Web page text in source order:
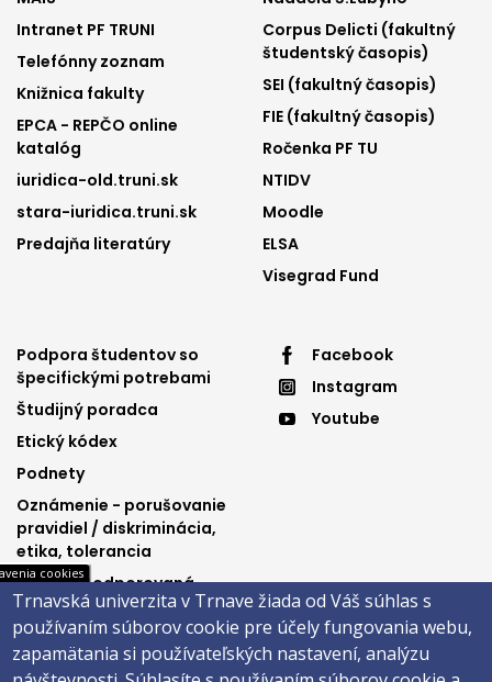
menu
1
Intranet PF TRUNI
Telefónny zoznam
Knižnica fakulty
EPCA - REPČO online
katalóg
iuridica-old.truni.sk
stara-iuridica.truni.sk
Predajňa literatúry
menu
2
Corpus Delicti (fakultný
študentský časopis)
SEI (fakultný časopis)
FIE (fakultný časopis)
Ročenka PF TU
NTIDV
Moodle
ELSA
Visegrad Fund
Footer
menu
3
Podpora študentov so
špecifickými potrebami
Študijný poradca
Etický kódex
Podnety
Oznámenie - porušovanie
pravidiel / diskriminácia,
etika, tolerancia
Výučba podporovaná
Ministerstvom
spravodlivosti SR
Footer
menu
Facebook
Instagram
Youtube
cookies
Trnavská univerzita v Trnave žiada od Váš súhlas s
používaním súborov cookie pre účely fungovania webu,
zapamätania si používateľských nastavení, analýzu